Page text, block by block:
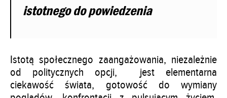
istotnego do powiedzenia
Istotą społecznego zaangażowania, niezależnie
od politycznych opcji, jest elementarna
ciekawość świata, gotowość do wymiany